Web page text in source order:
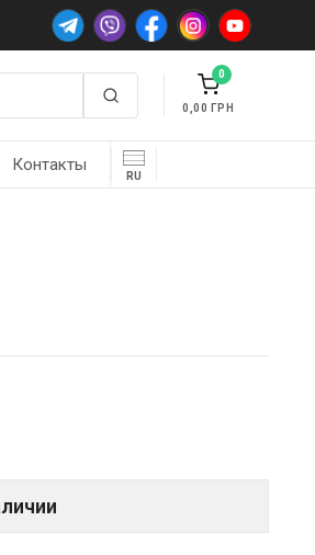
0
0,00
Контакты
RU